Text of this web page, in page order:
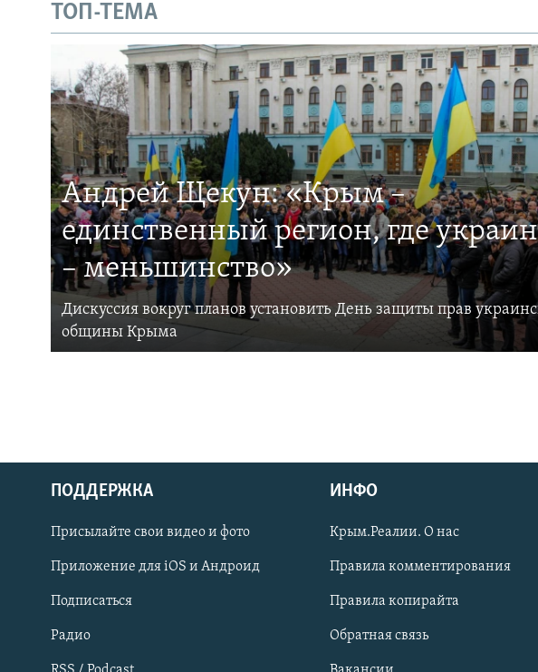
Українською
Qırımtatar
ПРИСОЕДИНЯЙТЕСЬ!
ТОП-ТЕМА
Андрей Щекун: «Крым –
единственный регион, где
– меньшинство»
Дискуссия вокруг планов установить День защиты прав
общины Крыма
ПОДДЕРЖКА
Присылайте свои видео и фото
Приложение для iOS и Андроид
Подписаться
Радио
ИНФО
Крым.Реалии. О нас
Правила комментирования
Правила копирайта
Обратная связь